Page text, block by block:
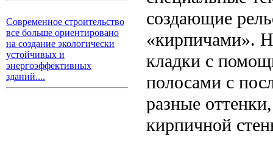
Современное строительство
все больше ориентировано
на создание экологически
устойчивых и
энергоэффективных
зданий....
создающие
«кирпичами».
кладки с
полосами с
разные
кирпичной